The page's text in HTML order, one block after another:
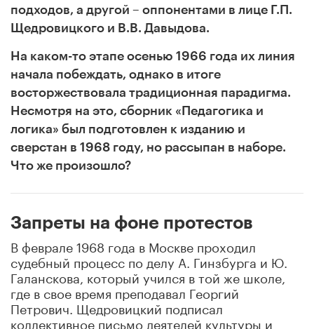
подходов, а другой – оппонентами в лице Г.П.
Щедровицкого и В.В. Давыдова.
На каком-то этапе осенью 1966 года их линия
начала побеждать, однако в итоге
восторжествовала традиционная парадигма.
Несмотря на это, сборник «Педагогика и
логика» был подготовлен к изданию и
сверстан в 1968 году, но рассыпан в наборе.
Что же произошло?
Запреты на фоне протестов
В феврале 1968 года в Москве проходил
судебный процесс по делу А. Гинзбурга и Ю.
Галанскова, который учился в той же школе,
где в свое время преподавал Георгий
Петрович. Щедровицкий подписал
коллективное письмо деятелей культуры и